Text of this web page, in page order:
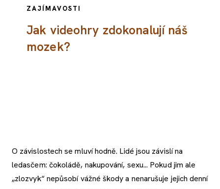
ZAJÍMAVOSTI
Jak videohry zdokonalují náš
mozek?
O závislostech se mluví hodně. Lidé jsou závislí na
ledasčem: čokoládě, nakupování, sexu... Pokud jim ale
„zlozvyk“ nepůsobí vážné škody a nenarušuje jejich denní